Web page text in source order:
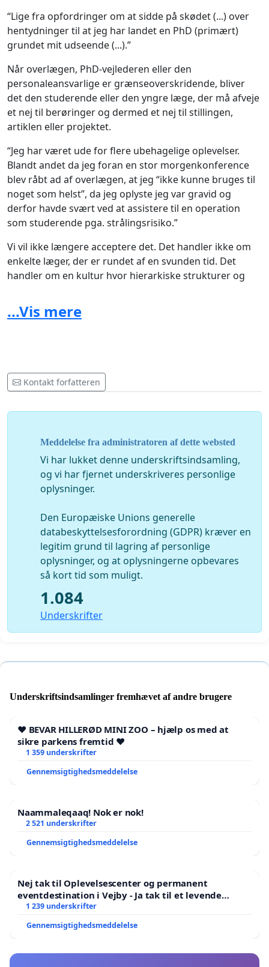
“Lige fra opfordringer om at sidde på skødet (...) over
hentydninger til at jeg har landet en PhD (primært)
grundet mit udseende (...).”
Når overlægen, PhD-vejlederen eller den
personaleansvarlige er grænseoverskridende, bliver
det den studerende eller den yngre læge, der må afveje
et nej til berøringer og dermed et nej til stillingen,
artiklen eller projektet.
“Jeg har været ude for flere ubehagelige oplevelser.
Blandt andet da jeg foran en stor morgenkonference
blev råbt ad af overlægen, at jeg “ikke kunne bruges til
noget som helst”, da jeg oplyste jeg var gravid og
derfor havde svært ved at assistere til en operation
som studerende pga. strålingsrisiko.”
Vi vil ikke længere acceptere det. Det handler ikke om
enkelte læger, der er rundet af en svunden tid. Det
handler om en kultur hvor hierarkiske strukturer og
sin magt.
Det er tid at gøre op med et system, hvor yngre læger
og studerende ikke kan sige fra over for sexisme,
magtmisbrug og grænseoverskridende opførsel, fordi
Vi er yngre, ældre og kommende læger, der nu siger fra.
Vi har ikke alle oplevet eksemplerne ovenfor, men vi er
alle enige om, at de aldrig hører til i lægestanden. Det
skal være sikkert og trygt at gå på arbejde
...Vis mere
Kontakt forfatteren
Meddelelse fra administratoren af dette websted
Vi har lukket denne underskriftsindsamling,
og vi har fjernet underskriveres personlige
oplysninger.
Den Europæiske Unions generelle
databeskyttelsesforordning (GDPR) kræver en
legitim grund til lagring af personlige
oplysninger, og at oplysningerne opbevares
så kort tid som muligt.
1.084
Underskrifter
Underskriftsindsamlinger fremhævet af andre brugere
❤️ BEVAR HILLERØD MINI ZOO – hjælp os med at
sikre parkens fremtid ❤️
1 359 underskrifter
Gennemsigtighedsmeddelelse
Naammaleqaaq! Nok er nok!
2 521 underskrifter
Gennemsigtighedsmeddelelse
Nej tak til Oplevelsescenter og permanent
eventdestination i Vejby - Ja tak til et levende
lokalområde i balance
1 239 underskrifter
Gennemsigtighedsmeddelelse